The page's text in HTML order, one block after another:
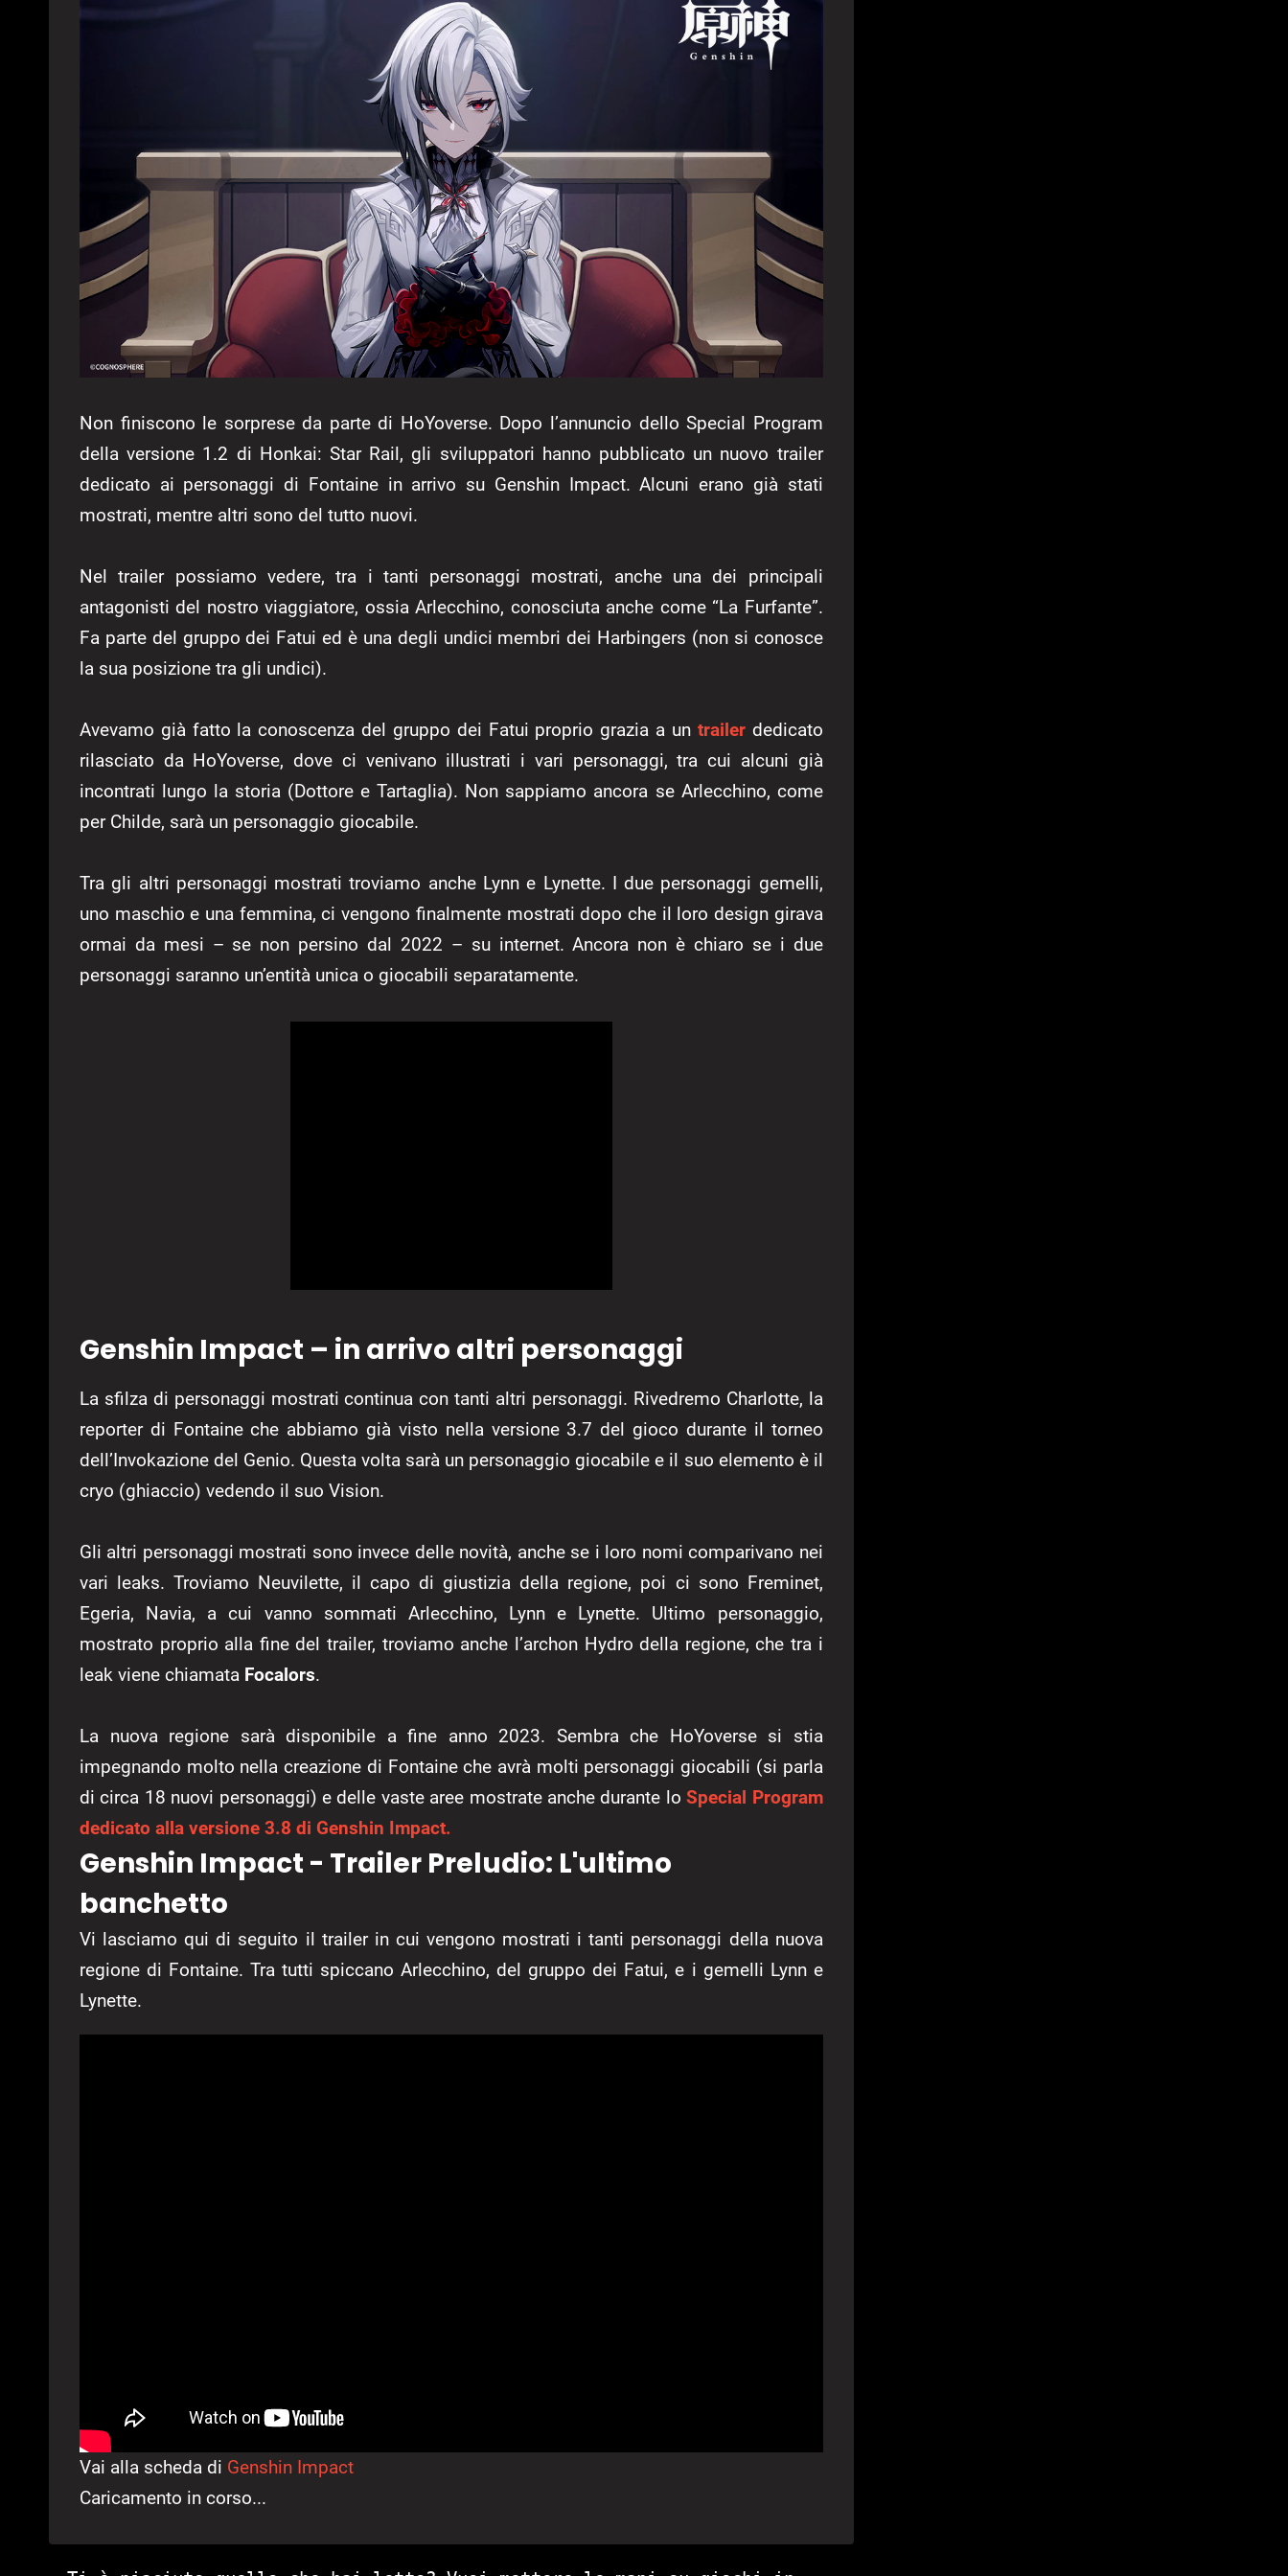
Non finiscono le sorprese da parte di HoYoverse. Dopo l’annuncio dello Special Program
della versione 1.2 di Honkai: Star Rail, gli sviluppatori hanno pubblicato un nuovo trailer
dedicato ai personaggi di Fontaine in arrivo su Genshin Impact. Alcuni erano già stati
mostrati, mentre altri sono del tutto nuovi.
Nel trailer possiamo vedere, tra i tanti personaggi mostrati, anche una dei principali
antagonisti del nostro viaggiatore, ossia Arlecchino, conosciuta anche come “La Furfante”.
Fa parte del gruppo dei Fatui ed è una degli undici membri dei Harbingers (non si conosce
la sua posizione tra gli undici).
Avevamo già fatto la conoscenza del gruppo dei Fatui proprio grazia a un trailerdedicato
rilasciato da HoYoverse, dove ci venivano illustrati i vari personaggi, tra cui alcuni già
incontrati lungo la storia (Dottore e Tartaglia). Non sappiamo ancora se Arlecchino, come
per Childe, sarà un personaggio giocabile.
Tra gli altri personaggi mostrati troviamo anche Lynn e Lynette. I due personaggi gemelli,
uno maschio e una femmina, ci vengono finalmente mostrati dopo che il loro design girava
ormai da mesi – se non persino dal 2022 – su internet. Ancora non è chiaro se i due
personaggi saranno un’entità unica o giocabili separatamente.
Genshin Impact – in arrivo altri personaggi
La sfilza di personaggi mostrati continua con tanti altri personaggi. Rivedremo Charlotte, la
reporter di Fontaine che abbiamo già visto nella versione 3.7 del gioco durante il torneo
dell’Invokazione del Genio. Questa volta sarà un personaggio giocabile e il suo elemento è il
cryo (ghiaccio) vedendo il suo Vision.
Gli altri personaggi mostrati sono invece delle novità, anche se i loro nomi comparivano nei
vari leaks. Troviamo Neuvilette, il capo di giustizia della regione, poi ci sono Freminet,
Egeria, Navia, a cui vanno sommati Arlecchino, Lynn e Lynette. Ultimo personaggio,
mostrato proprio alla fine del trailer, troviamo anche l’archon Hydro della regione, che tra i
leak viene chiamata Focalors.
La nuova regione sarà disponibile a fine anno 2023. Sembra che HoYoverse si stia
impegnando molto nella creazione di Fontaine che avrà molti personaggi giocabili (si parla
di circa 18 nuovi personaggi) e delle vaste aree mostrate anche durante loSpecial Program
dedicato alla versione 3.8 di Genshin Impact.
Genshin Impact - Trailer Preludio: L'ultimo
banchetto
Vi lasciamo qui di seguito il trailer in cui vengono mostrati i tanti personaggi della nuova
regione di Fontaine. Tra tutti spiccano Arlecchino, del gruppo dei Fatui, e i gemelli Lynn e
Lynette.
Vai alla scheda di Genshin Impact
Caricamento in corso...